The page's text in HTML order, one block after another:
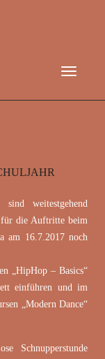
weitestgehend
für die Auftritte beim
am 16.7.2017 noch
„HipHop – Basics“
einführen und im
„Modern Dance“
Schnupperstunde